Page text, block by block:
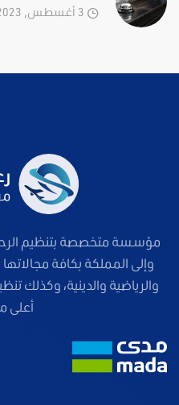
مؤسسة متخصصة بتنظيم
وإلى المملكة بكافة مجالاتها
والرياضية والدينية، وكذلك
أعلى